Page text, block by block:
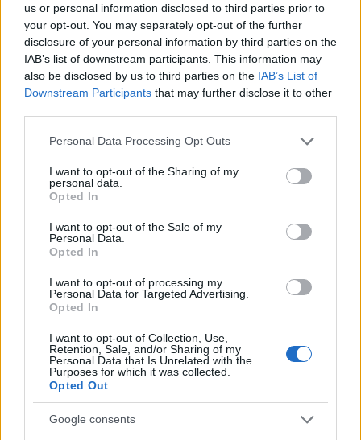
us or personal information disclosed to third parties prior to
your opt-out. You may separately opt-out of the further
disclosure of your personal information by third parties on the
IAB’s list of downstream participants. This information may
also be disclosed by us to third parties on the IAB’s List of
Downstream Participants that may further disclose it to other
Please note that this website/app uses one or more Google
not limited to your visit or usage behaviour. You may click to
grant or deny consent to Google and its third-party tags to
use your data for below specified purposes in below Google
consent section.
Personal Data Processing Opt Outs
I want to opt-out of the Sharing of my
personal data.
Opted In
I want to opt-out of the Sale of my
Personal Data.
Opted In
I want to opt-out of processing my
Personal Data for Targeted Advertising.
Opted In
I want to opt-out of Collection, Use,
Retention, Sale, and/or Sharing of my
Personal Data that Is Unrelated with the
Purposes for which it was collected.
Opted Out
Google consents
bajstruk— To skąd się biorąbajstruki?
bronować— Orałeś? Radliłeś? To teraz zaskrudlij
Sapieha — Celownik odSapiehaod XVII do XVIII wieku
(prawda niespodziana)
Mogą Cię zainteresować również hasła
cyrylica
fetysz
arpeggio